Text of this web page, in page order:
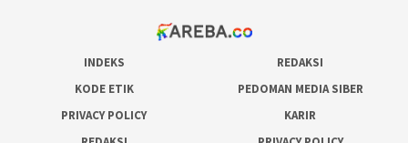
INDEKS
REDAKSI
KODE ETIK
PEDOMAN MEDIA SIBER
PRIVACY POLICY
KARIR